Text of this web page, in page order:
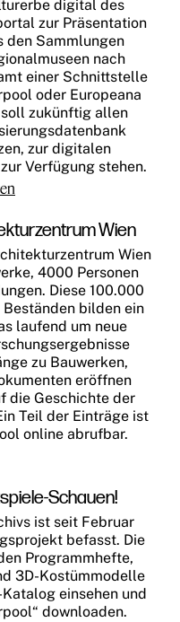
digital des
zur Präsentation
den Sammlungen
nach
einer Schnittstelle
oder Europeana
zukünftig allen
zur digitalen
Verfügung stehen.
Wien
Wien
4000 Personen
Diese 100.000
bilden ein
laufend um neue
zu Bauwerken,
eröffnen
die Geschichte der
Teil der Einträge ist
online abrufbar.
Schauen!
ist seit Februar
befasst. Die
Programmhefte,
3D-Kostümmodelle
einsehen und
downloaden.